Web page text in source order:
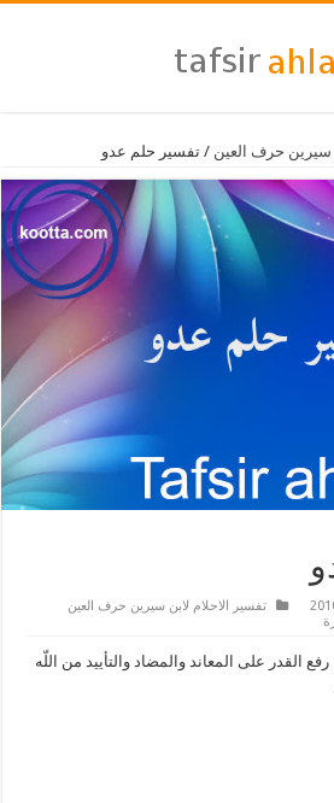
سيرين حرف العين / تفسير حلم عدو
تفسير الاحلام لابن سيرين حرف العين
القدر على المعاند والمضاد والتأييد من اللّه